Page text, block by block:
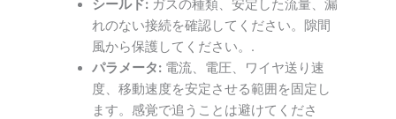
シールド:ガスの種類、安定した流量、漏
れのない接続を確認してください。隙間
風から保護してください。.
パラメータ:電流、電圧、ワイヤ送り速
度、移動速度を安定させる範囲を固定し
ます。感覚で追うことは避けてくださ